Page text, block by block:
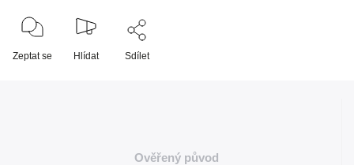
Zeptat se Hlídat Sdílet
Ověřený původ